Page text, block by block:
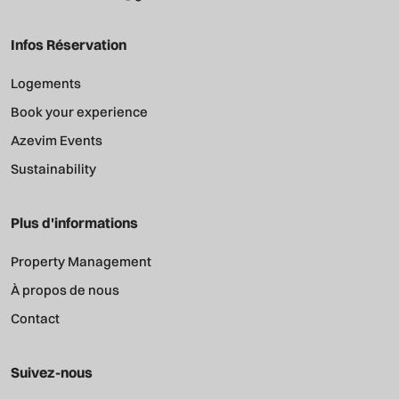
Infos Réservation
Logements
Book your experience
Azevim Events
Sustainability
Plus d'informations
Property Management
À propos de nous
Contact
Suivez-nous